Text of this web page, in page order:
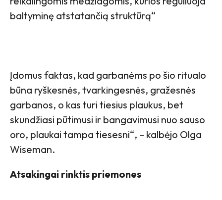
baltyminę atstatančią struktūrą“
Įdomus faktas, kad garbanėms po šio ritualo
būna ryškesnės, tvarkingesnės, gražesnės
garbanos, o kas turi tiesius plaukus, bet
skundžiasi pūtimusi ir bangavimusi nuo sauso
oro, plaukai tampa tiesesni“, – kalbėjo Olga
Wiseman.
Atsakingai rinktis priemones